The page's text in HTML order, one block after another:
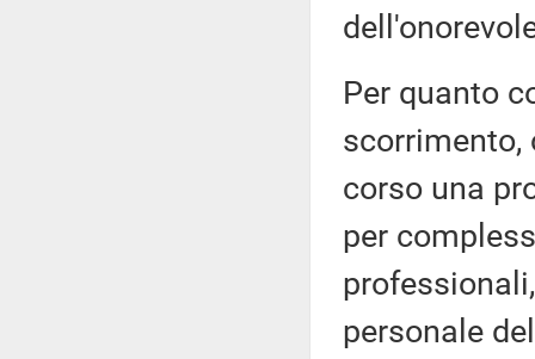
Per quanto
scorrimento,
corso una
per
personale